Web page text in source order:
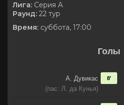
Лига: Серия А
Раунд: 22 тур
Время: суббота, 17:00
Голы
А. Дувикас
(пас: Л. да Кунья)
8'